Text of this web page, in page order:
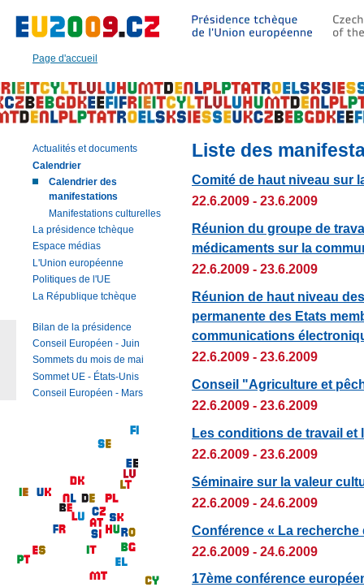
Page d'accueil
Texte
cette
page
|
Navigation
Recherche
Liste des
Comité de haut niveau sur
22.6.2009 - 23.6.2009
Réunion du groupe de
médicaments sur la
22.6.2009 - 23.6.2009
Réunion de haut niveau
permanente des Etats
communications
22.6.2009 - 23.6.2009
Conseil "Agriculture et
22.6.2009 - 23.6.2009
Les conditions de travail et
22.6.2009 - 23.6.2009
Séminaire sur la valeur
22.6.2009 - 24.6.2009
Conférence « La recherche
22.6.2009 - 24.6.2009
17ème conférence
Actualités et documents
Calendrier
Calendrier des
manifestations
Manifestations culturelles
La présidence tchèque
Espace médias
L'Union européenne
Politiques de l'UE
La République tchèque
Bilan de la présidence
Conseil Européen - Juin
Sommets du mois de mai
Sommet UE - États-Unis
Conseil Européen - Mars